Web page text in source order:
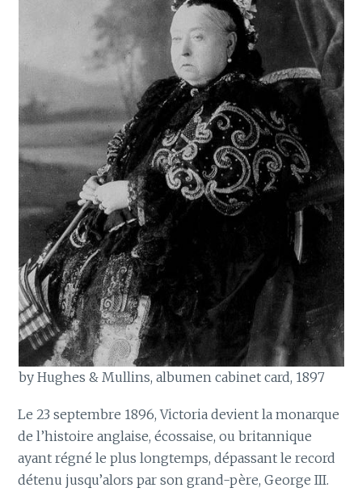
by Hughes & Mullins, albumen cabinet card, 1897
Le 23 septembre 1896, Victoria devient la monarque
de l’histoire anglaise, écossaise, ou britannique
ayant régné le plus longtemps, dépassant le record
détenu jusqu’alors par son grand-père, George III.